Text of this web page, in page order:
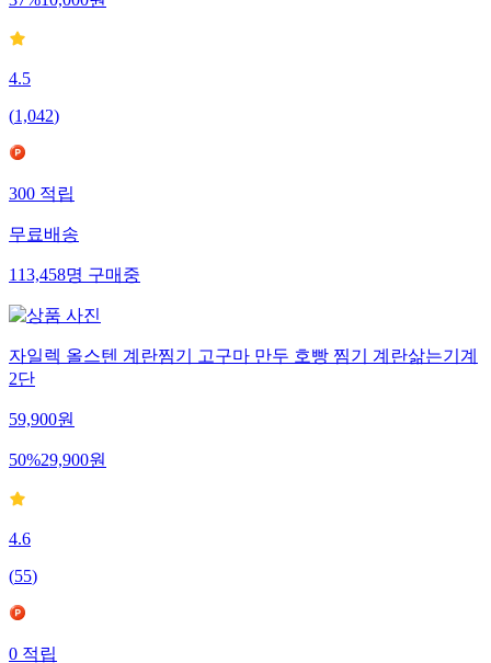
4.5
(1,042)
300 적립
무료배송
113,458명 구매중
자일렉 올스텐 계란찜기 고구마 만두 호빵 찜기 계란삶는기계
2단
59,900원
50%29,900원
4.6
(55)
0 적립